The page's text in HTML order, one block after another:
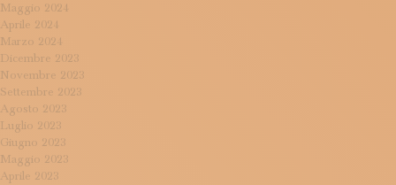
Maggio 2024
Aprile 2024
Marzo 2024
Dicembre 2023
Novembre 2023
Settembre 2023
Agosto 2023
Luglio 2023
Giugno 2023
Maggio 2023
Aprile 2023